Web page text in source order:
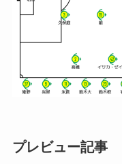
プレビュー記事